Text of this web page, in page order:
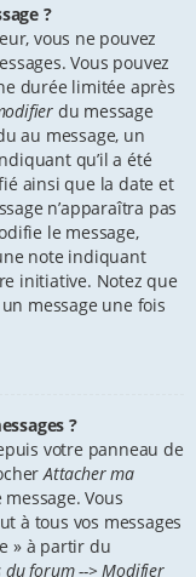
?
vous ne pouvez
Vous pouvez
durée limitée après
du message
au message, un
qu’il a été
ainsi que la date et
n’apparaîtra pas
le message,
note indiquant
initiative. Notez que
message une fois
?
votre panneau de
Attacher ma
Vous
à tous vos messages
» à partir du
du forum --> Modifier